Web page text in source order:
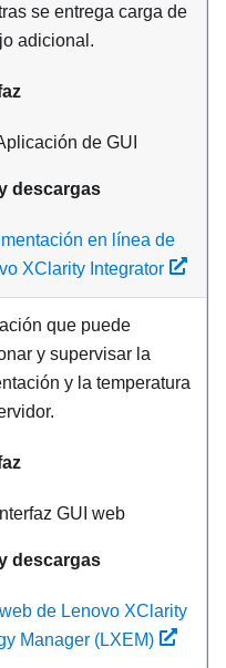
se entrega carga de
adicional.
de GUI
descargas
en línea de
XClarity Integrator
que puede
y supervisar la
y la temperatura
Interfaz GUI web
descargas
de Lenovo XClarity
Manager (LXEM)